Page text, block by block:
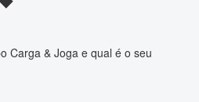
Carga & Joga e qual é o seu